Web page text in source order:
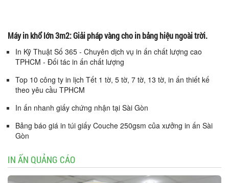
Máy in khổ lớn 3m2: Giải pháp vàng cho in bảng hiệu ngoài trời.
In Kỹ Thuật Số 365 - Chuyên dịch vụ in ấn chất lượng cao
TPHCM - Đối tác in ấn chất lượng
Top 10 công ty in lịch Tết 1 tờ, 5 tờ, 7 tờ, 13 tờ, in ấn thiết kế
theo yêu cầu TPHCM
In ấn nhanh giấy chứng nhận tại Sài Gòn
Bảng báo giá in túi giấy Couche 250gsm của xưởng in ấn Sài
Gòn
IN ẤN QUẢNG CÁO